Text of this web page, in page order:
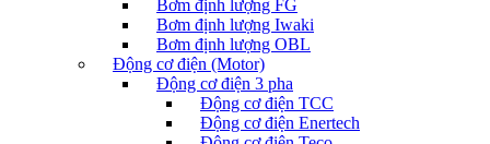
Bơm định lượng FG
Bơm định lượng Iwaki
Bơm định lượng OBL
Động cơ điện (Motor)
Động cơ điện 3 pha
Động cơ điện TCC
Động cơ điện Enertech